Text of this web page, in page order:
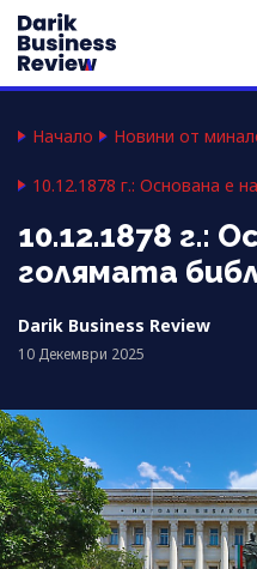
Начало Новини от
10.12.1878 г.: Основана е
10.12.1878 г.:
голямата
Darik Business Review
10 Декември 2025